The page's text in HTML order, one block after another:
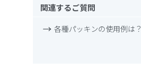
関連するご質問
各種パッキンの使用例は？